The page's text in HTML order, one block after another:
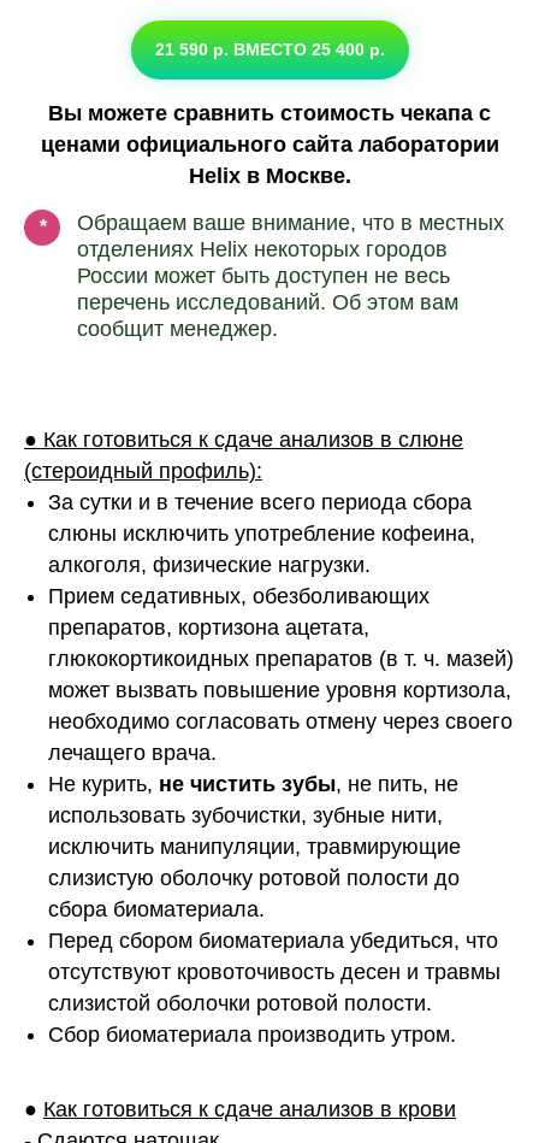
21 590 р. ВМЕСТО 25 400 р.
Вы можете сравнить стоимость чекапа с
ценами официального сайта лаборатории
Helix в Москве.
*
Обращаем ваше внимание, что в местных
отделениях Helix некоторых городов
России может быть доступен не весь
перечень исследований. Об этом вам
сообщит менеджер.
● Как готовиться к сдаче анализов в слюне
(стероидный профиль):
За сутки и в течение всего периода сбора
слюны исключить употребление кофеина,
алкоголя, физические нагрузки.
Прием седативных, обезболивающих
препаратов, кортизона ацетата,
глюкокортикоидных препаратов (в т. ч. мазей)
может вызвать повышение уровня кортизола,
необходимо согласовать отмену через своего
лечащего врача.
Не курить, не чистить зубы, не пить, не
использовать зубочистки, зубные нити,
исключить манипуляции, травмирующие
слизистую оболочку ротовой полости до
сбора биоматериала.
Перед сбором биоматериала убедиться, что
отсутствуют кровоточивость десен и травмы
слизистой оболочки ротовой полости.
Сбор биоматериала производить утром.
● Как готовиться к сдаче анализов в крови